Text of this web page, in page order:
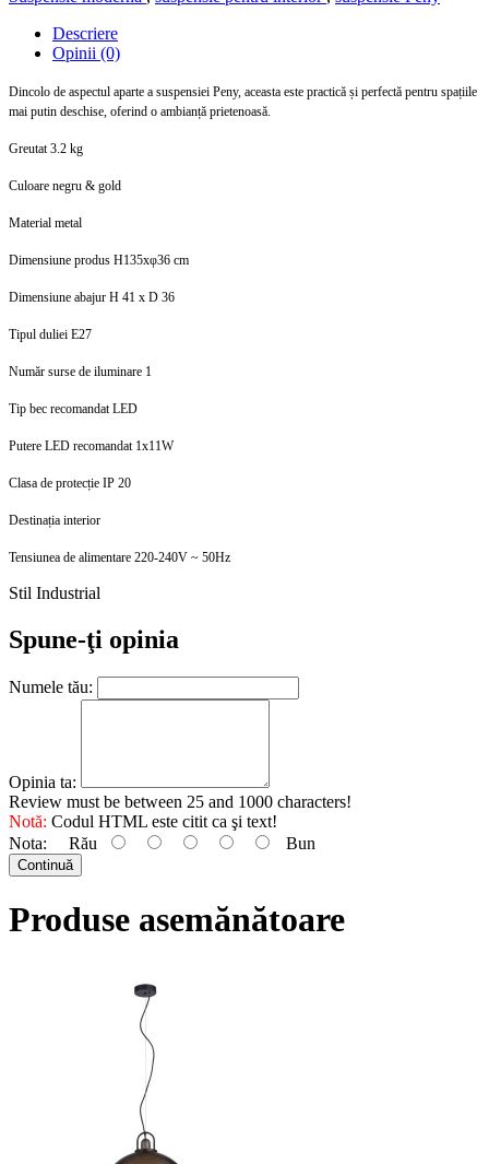
Descriere
Opinii (0)
Dincolo de aspectul aparte a suspensiei Peny, aceasta este practică și perfectă pentru spațiile
mai putin deschise, oferind o ambianță prietenoasă.
Greutat 3.2 kg
Culoare negru & gold
Material metal
Dimensiune produs H135xφ36 cm
Dimensiune abajur H 41 x D 36
Tipul duliei E27
Număr surse de iluminare 1
Tip bec recomandat LED
Putere LED recomandat 1x11W
Clasa de protecție IP 20
Destinația interior
Tensiunea de alimentare 220-240V ~ 50Hz
Stil Industrial
Spune-ţi opinia
Numele tău:
Opinia ta:
Review must be between 25 and 1000 characters!
Notă: Codul HTML este citit ca şi text!
Nota:
Rău Bun
Continuă
Produse asemănătoare